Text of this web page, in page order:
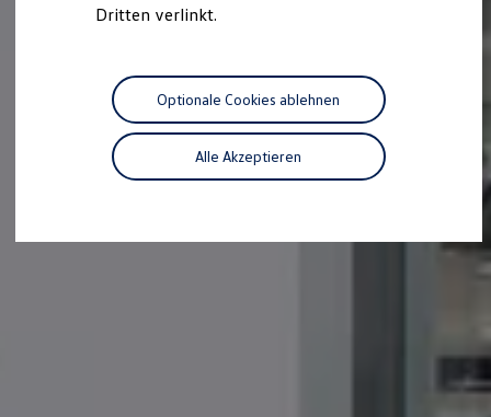
Dritten verlinkt.
Alle Akzeptieren
Optionale Cookies ablehnen